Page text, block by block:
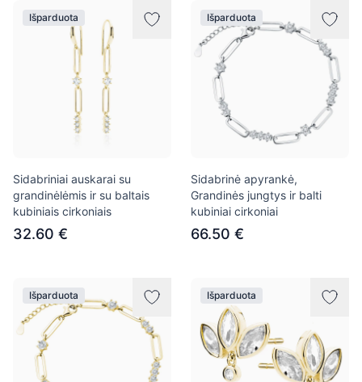
Išparduota
Sidabriniai auskarai su
grandinėlėmis ir su baltais
kubiniais cirkoniais
32.60 €
Išparduota
Sidabrinė apyrankė,
Grandinės jungtys ir balti
kubiniai cirkoniai
66.50 €
Išparduota Išparduota